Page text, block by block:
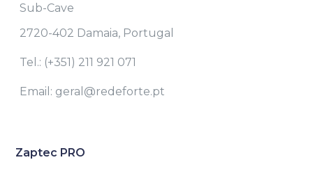
Sub-Cave
2720-402 Damaia, Portugal
Tel.: (+351) 211 921 071
Email: geral@redeforte.pt
Zaptec PRO